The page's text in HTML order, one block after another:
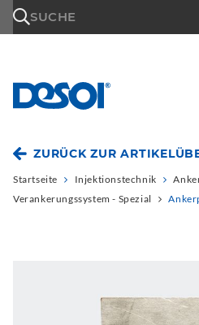
SUCHE
ZURÜCK ZUR
Startseite Injektionstechnik
Verankerungssystem - Spezial